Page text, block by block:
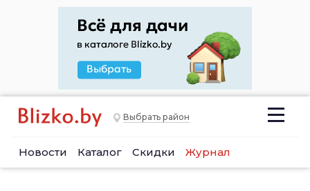
Выбрать район
Новости Каталог Скидки Журнал